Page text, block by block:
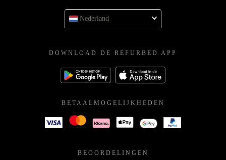
Nederland
DOWNLOAD DE REFURBED APP
BETAALMOGELIJKHEDEN
BEOORDELINGEN